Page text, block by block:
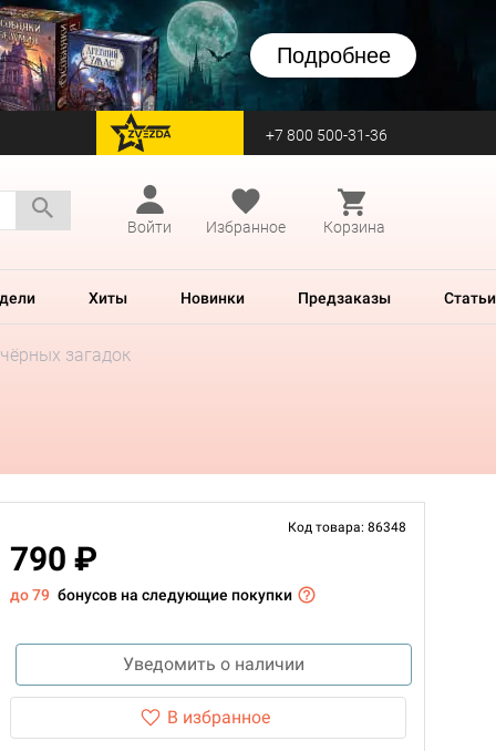
Подробнее
перейти на Zvezda +7 800 500-31-36
Войти Избранное Корзина
Хиты Новинки Предзаказы Статьи
загадок
Код товара: 86348
790 ₽
до 79 бонусов на следующие покупки
Уведомить о наличии
В избранное